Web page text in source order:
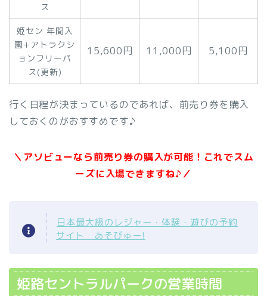
ス
姫セン 年間入
園+アトラクシ
ョンフリーパ
ス(更新)
15,600円 11,000円 5,100円
行く日程が決まっているのであれば、前売り券を購入
しておくのがおすすめです♪
＼アソビューなら前売り券の購入が可能！これでスム
ーズに入場できますね♪／
日本最大級のレジャー・体験・遊びの予約
サイト あそびゅー!
姫路セントラルパークの営業時間